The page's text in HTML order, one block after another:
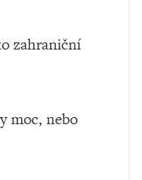
zahraniční
moc, nebo